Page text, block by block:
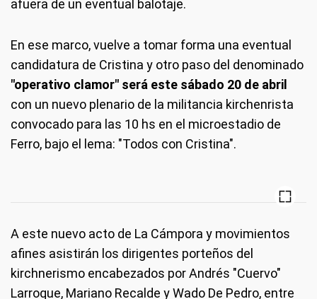
afuera de un eventual balotaje.
En ese marco, vuelve a tomar forma una eventual
candidatura de Cristina y otro paso del denominado
"operativo clamor" será este sábado 20 de abril
con un nuevo plenario de la militancia kirchenrista
convocado para las 10 hs en el microestadio de
Ferro, bajo el lema: "Todos con Cristina".
A este nuevo acto de La Cámpora y movimientos
afines asistirán los dirigentes porteños del
kirchnerismo encabezados por Andrés "Cuervo"
Larroque, Mariano Recalde y Wado De Pedro, entre